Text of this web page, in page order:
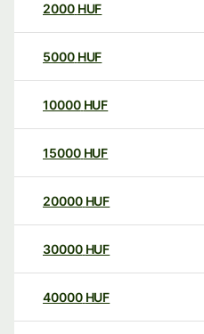
2000 HUF
5000 HUF
10000 HUF
15000 HUF
20000 HUF
30000 HUF
40000 HUF